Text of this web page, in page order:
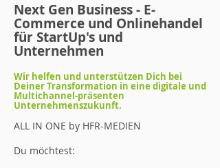
Next Gen Business - E-
Commerce und Onlinehandel
für StartUp's und
Unternehmen
Wir helfen und unterstützen Dich bei
Deiner Transformation in eine digitale und
Multichannel-präsenten
Unternehmenszukunft.
ALL IN ONE by HFR-MEDIEN
Du möchtest: